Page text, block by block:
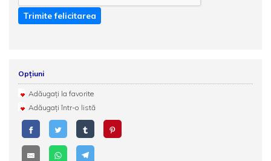
Trimite felicitarea
Opțiuni
Adăugați la favorite
Adăugați într-o listă